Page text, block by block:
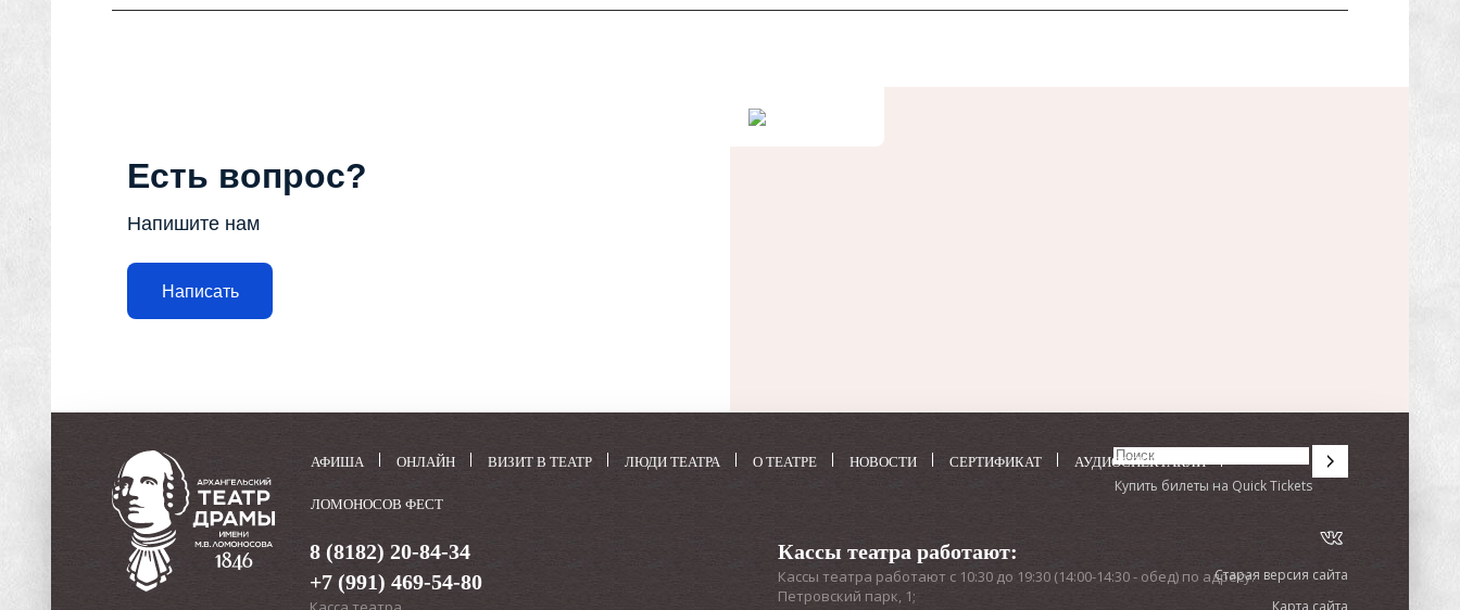
Есть вопрос?
Напишите нам
Написать
АФИША ОНЛАЙН ВИЗИТ В ТЕАТР ЛЮДИ ТЕАТРА О ТЕАТРЕ НОВОСТИ СЕРТИФИКАТ АУДИОСПЕКТАКЛИ
ЛОМОНОСОВ ФЕСТ
8 (8182) 20-84-34
+7 (991) 469-54-80
Кассы театра работают:
Кассы театра работают с 10:30 до 19:30 (14:00-14:30 - обед) по адресу:
Петровский парк, 1;
Купить билеты на Quick Tickets
Старая версия сайта
Карта сайта